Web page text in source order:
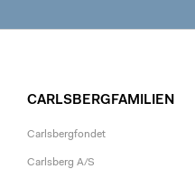
CARLSBERGFAMILIEN
Carlsbergfondet
Carlsberg A/S